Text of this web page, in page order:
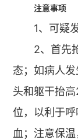
注意事项
1、可疑
2、首先
态；如病人
头和躯干抬
位，以利于
血；注意保温